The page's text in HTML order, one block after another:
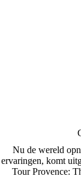
Nu de wereld
ervaringen, komt
Tour Provence: